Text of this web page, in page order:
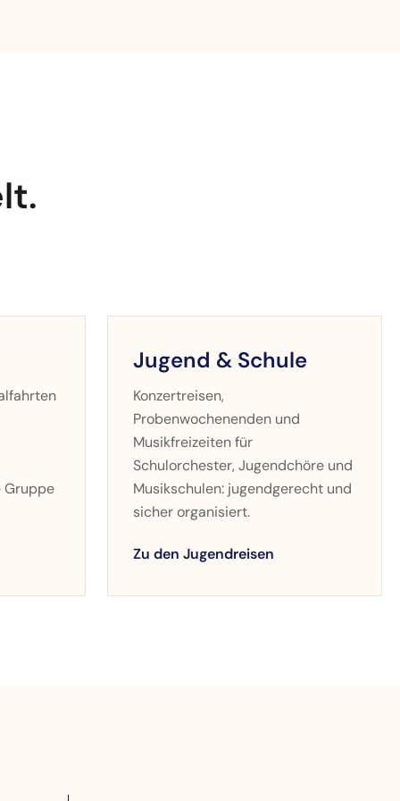
Gruppe
Jugend & Schule
Konzertreisen,
Probenwochenenden und
Musikfreizeiten für
Schulorchester, Jugendchöre und
Musikschulen: jugendgerecht und
sicher organisiert.
Zu den Jugendreisen